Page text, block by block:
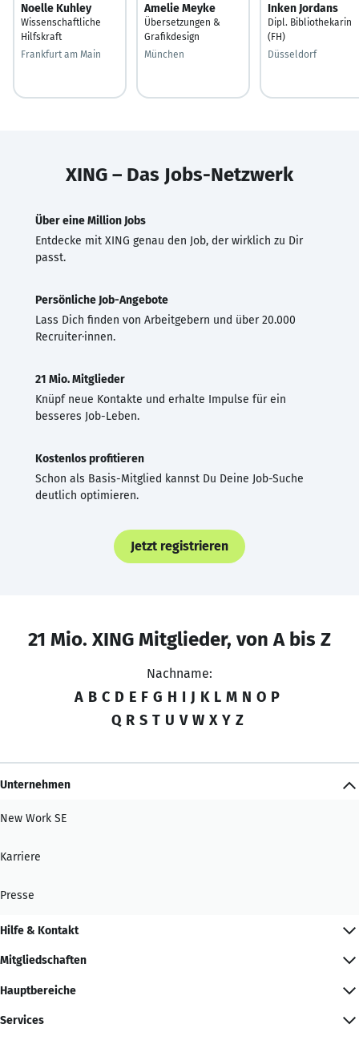
Noelle Kuhley
Wissenschaftliche
Hilfskraft
Frankfurt am Main
Amelie Meyke
Übersetzungen &
Grafikdesign
München
Inken Jordans
Dipl. Bibliothekarin
(FH)
Düsseldorf
XING – Das Jobs-Netzwerk
Über eine Million Jobs
Entdecke mit XING genau den Job, der wirklich zu Dir
passt.
Persönliche Job-Angebote
Lass Dich finden von Arbeitgebern und über 20.000
Recruiter·innen.
21 Mio. Mitglieder
Knüpf neue Kontakte und erhalte Impulse für ein
besseres Job-Leben.
Kostenlos profitieren
Schon als Basis-Mitglied kannst Du Deine Job-Suche
deutlich optimieren.
Jetzt registrieren
21 Mio. XING Mitglieder, von A bis Z
Nachname:
A B C D E F G H I J K L M N O P
Q R S T U V W X Y Z
Unternehmen
New Work SE
Karriere
Presse
Hilfe & Kontakt
Mitgliedschaften
Hauptbereiche
Services